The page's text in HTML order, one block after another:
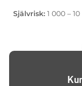
Självrisk: 1 000 –